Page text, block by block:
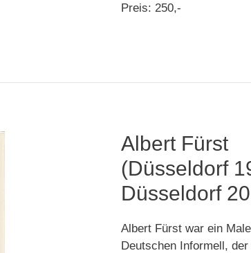
Preis: 250,-
Albert Fürst
(Düsseldorf
Düsseldorf
Albert Fürst war ein
Deutschen Informell, der